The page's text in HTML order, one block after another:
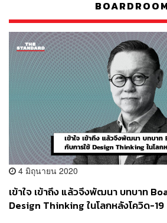
4 มิถุนายน 2020
เข้าใจ เข้าถึง แล้วจึงพัฒนา บทบาท
Design Thinking ในโลกหลังโควิด-19